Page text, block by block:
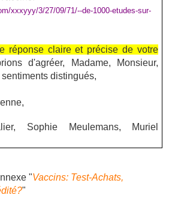
xxxyyy/3/27/09/71/--de-1000-etudes-sur-
réponse claire et précise de votre
d'agréer, Madame, Monsieur,
distingués,
Sophie Meulemans, Muriel
"Vaccins: Test-Achats,
"